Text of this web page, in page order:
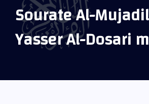
Sourate Al-
Yasser Al-Dosari